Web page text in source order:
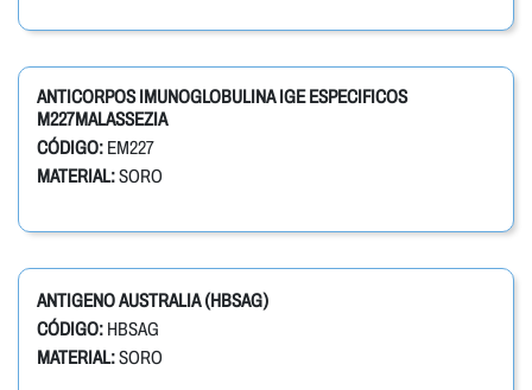
ANTICORPOS IMUNOGLOBULINA IGE ESPECIFICOS
M227MALASSEZIA
CÓDIGO: EM227
MATERIAL:SORO
ANTIGENO AUSTRALIA (HBSAG)
CÓDIGO: HBSAG
MATERIAL:SORO